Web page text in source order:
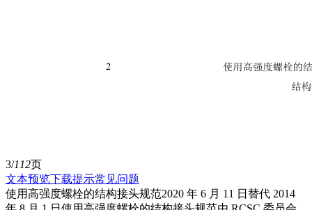
3/112页
文本预览下载提示常见问题
使用高强度螺栓的结构接头规范2020 年 6 月 11 日替代 2014